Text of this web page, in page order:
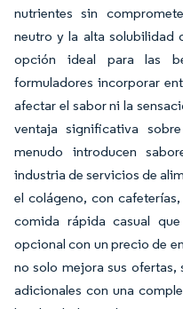
nutrientes sin
neutro y la alta solubilidad
opción ideal para las
formuladores incorporar
afectar el sabor ni la
ventaja significativa
menudo introducen
industria de servicios de
el colágeno, con
comida rápida casual
opcional con un precio de
no solo mejora sus ofertas,
adicionales con una